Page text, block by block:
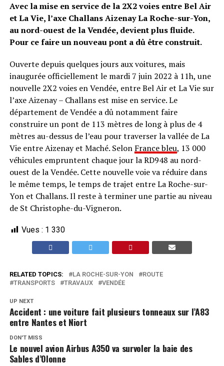
Avec la mise en service de la 2X2 voies entre Bel Air
et La Vie, l’axe Challans Aizenay La Roche-sur-Yon,
au nord-ouest de la Vendée, devient plus fluide.
Pour ce faire un nouveau pont a dû être construit.
Ouverte depuis quelques jours aux voitures, mais
inaugurée officiellement le mardi 7 juin 2022 à 11h, une
nouvelle 2X2 voies en Vendée, entre Bel Air et La Vie sur
l’axe Aizenay – Challans est mise en service. Le
département de Vendée a dû notamment faire
construire un pont de 113 mètres de long à plus de 4
mètres au-dessus de l’eau pour traverser la vallée de La
Vie entre Aizenay et Maché. Selon France bleu, 13 000
véhicules empruntent chaque jour la RD948 au nord-
ouest de la Vendée. Cette nouvelle voie va réduire dans
le même temps, le temps de trajet entre La Roche-sur-
Yon et Challans. Il reste à terminer une partie au niveau
de St Christophe-du-Vigneron.
Vues : 1 330
RELATED TOPICS: LA ROCHE-SUR-YON
ROUTE
TRANSPORTS
TRAVAUX VENDÉE
UP NEXT
Accident : une voiture fait plusieurs tonneaux sur l’A83
entre Nantes et Niort
DON'T MISS
Le nouvel avion Airbus A350 va survoler la baie des
Sables d’Olonne